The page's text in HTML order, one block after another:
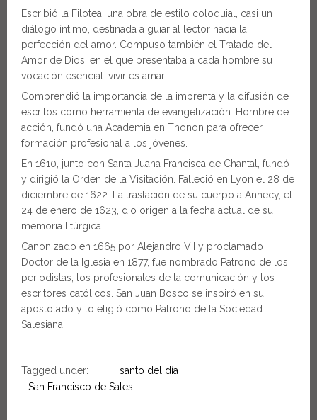
Escribió la Filotea, una obra de estilo coloquial, casi un
diálogo íntimo, destinada a guiar al lector hacia la
perfección del amor. Compuso también el Tratado del
Amor de Dios, en el que presentaba a cada hombre su
vocación esencial: vivir es amar.
Comprendió la importancia de la imprenta y la difusión de
escritos como herramienta de evangelización. Hombre de
acción, fundó una Academia en Thonon para ofrecer
formación profesional a los jóvenes.
En 1610, junto con Santa Juana Francisca de Chantal, fundó
y dirigió la Orden de la Visitación. Falleció en Lyon el 28 de
diciembre de 1622. La traslación de su cuerpo a Annecy, el
24 de enero de 1623, dio origen a la fecha actual de su
memoria litúrgica.
Canonizado en 1665 por Alejandro VII y proclamado
Doctor de la Iglesia en 1877, fue nombrado Patrono de los
periodistas, los profesionales de la comunicación y los
escritores católicos. San Juan Bosco se inspiró en su
apostolado y lo eligió como Patrono de la Sociedad
Salesiana.
Tagged under:
santo del día
San Francisco de Sales